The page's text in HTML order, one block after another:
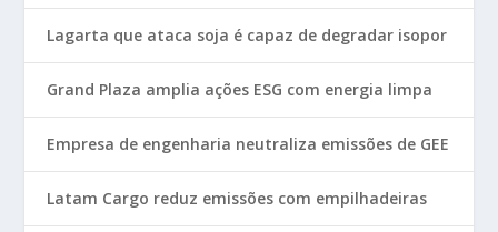
Lagarta que ataca soja é capaz de degradar isopor
Grand Plaza amplia ações ESG com energia limpa
Empresa de engenharia neutraliza emissões de GEE
Latam Cargo reduz emissões com empilhadeiras